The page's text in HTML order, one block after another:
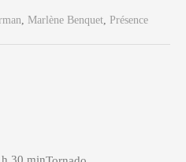
, Marlène Benquet, Présence